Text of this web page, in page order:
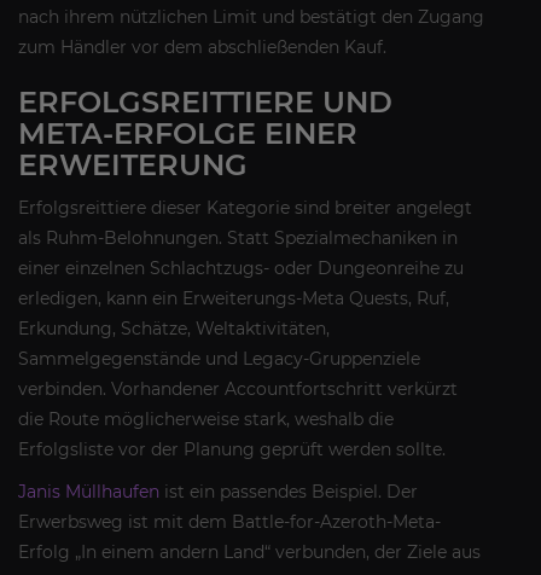
nach ihrem nützlichen Limit und bestätigt den Zugang
zum Händler vor dem abschließenden Kauf.
ERFOLGSREITTIERE UND
META-ERFOLGE EINER
ERWEITERUNG
Erfolgsreittiere dieser Kategorie sind breiter angelegt
als Ruhm-Belohnungen. Statt Spezialmechaniken in
einer einzelnen Schlachtzugs- oder Dungeonreihe zu
erledigen, kann ein Erweiterungs-Meta Quests, Ruf,
Erkundung, Schätze, Weltaktivitäten,
Sammelgegenstände und Legacy-Gruppenziele
verbinden. Vorhandener Accountfortschritt verkürzt
die Route möglicherweise stark, weshalb die
Erfolgsliste vor der Planung geprüft werden sollte.
Janis Müllhaufen ist ein passendes Beispiel. Der
Erwerbsweg ist mit dem Battle-for-Azeroth-Meta-
Erfolg „In einem andern Land“ verbunden, der Ziele aus